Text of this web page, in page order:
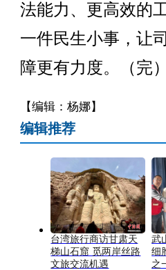
法能力、更高效的
一件民生小事，让
障更有力度。（完）
【编辑：杨娜】
编辑推荐
台湾旅行商访甘肃天
梯山石窟 觅两岸丝路
文旅交流机遇
武
细
之